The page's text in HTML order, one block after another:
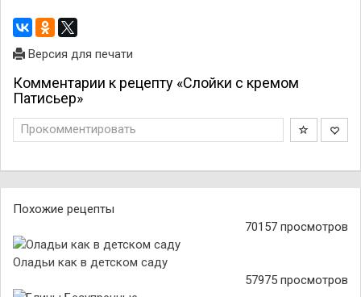
Версия для печати
Комментарии к рецепту «Слойки с кремом
Патисьер»
Прокомментировать
Похожие рецепты
70157 просмотров
Оладьи как в детском саду
57975 просмотров